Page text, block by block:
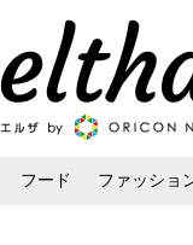
フード ファッショ